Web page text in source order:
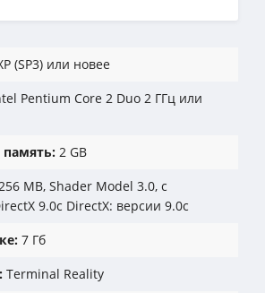
(SP3) или новее
Pentium Core 2 Duo 2 ГГц или
память: 2 GB
256 MB, Shader Model 3.0, c
9.0c DirectX: версии 9.0c
7 Гб
Terminal Reality